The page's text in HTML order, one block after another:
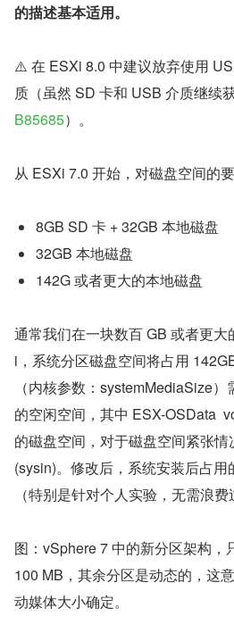
的描述基本适用。
⚠️ 在 ESXi 8.0 中建议放弃使用
质（虽然 SD 卡和 USB 介质继续
B85685）。
从 ESXi 7.0 开始，对磁盘空间的
8GB SD 卡 + 32GB 本地磁盘
32GB 本地磁盘
142G 或者更大的本地磁盘
通常我们在一块数百 GB 或者更
i，系统分区磁盘空间将占用
（内核参数：systemMediaSize
的空闲空间，其中 ESX-OSData
的磁盘空间，对于磁盘空间紧张
(sysin)。修改后，系统安装后占
（特别是针对个人实验，无需浪费
图：vSphere 7 中的新分区架构，
100 MB，其余分区是动态的，这
动媒体大小确定。